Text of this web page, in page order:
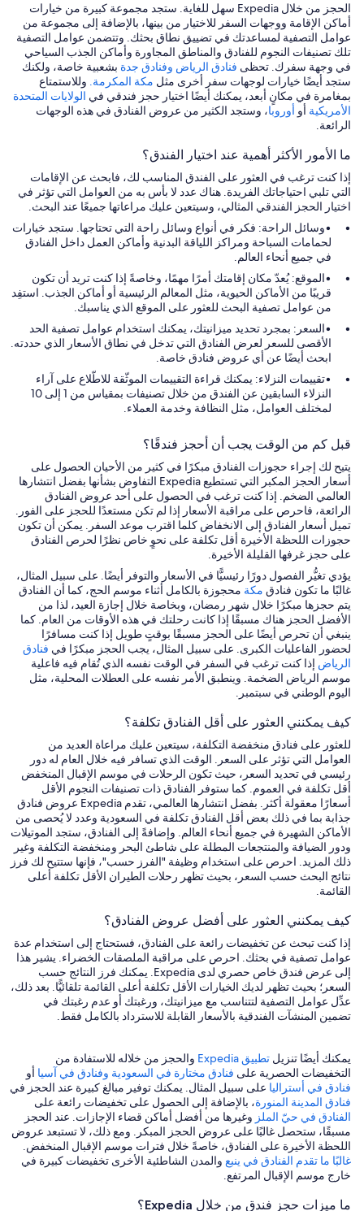
الحجز من خلال Expedia سهل للغاية. ستجد مجموعة كبيرة من خيارات
أماكن الإقامة ووجهات السفر للاختيار من بينها، بالإضافة إلى مجموعة من
عوامل التصفية لمساعدتك في تضييق نطاق بحثك. وتتضمن عوامل التصفية
تلك تصنيفات النجوم للفنادق والمناطق المجاورة وأماكن الجذب السياحي
في وجهة سفرك. تحظى فنادق الرياض وفنادق جدة بشعبية خاصة، ولكنك
ستجد أيضًا خيارات لوجهات سفر أخرى مثل مكة المكرمة. وللاستمتاع
بمغامرة في مكانٍ أبعد، يمكنك أيضًا اختيار حجز فندقي في الولايات المتحدة
الأمريكية أو أوروبا، وستجد الكثير من عروض الفنادق في هذه الوجهات
الرائعة.
ما الأمور الأكثر أهمية عند اختيار الفندق؟
إذا كنت ترغب في العثور على الفندق المناسب لك، فابحث عن الإقامات
التي تلبي احتياجاتك الفريدة. هناك عدد لا بأس به من العوامل التي تؤثر في
اختيار الحجز الفندقي المثالي، وسيتعين عليك مراعاتها جميعًا عند البحث.
وسائل الراحة: فكر في أنواع وسائل راحة التي تحتاجها. ستجد خيارات
لحمامات السباحة ومراكز اللياقة البدنية وأماكن العمل داخل الفنادق
في جميع أنحاء العالم.
الموقع: يُعدّ مكان إقامتك أمرًا مهمًا، وخاصةً إذا كنت تريد أن تكون
قريبًا من الأماكن الحيوية، مثل المعالم الرئيسية أو أماكن الجذب. استفِد
من عوامل تصفية البحث للعثور على الموقع الذي يناسبك.
السعر: بمجرد تحديد ميزانيتك، يمكنك استخدام عوامل تصفية الحد
الأقصى للسعر لعرض الفنادق التي تدخل في نطاق الأسعار الذي حددته.
ابحث أيضًا عن أي عروض فنادق خاصة.
تقييمات النزلاء: يمكنك قراءة التقييمات الموثّقة للاطّلاع على آراء
النزلاء السابقين عن الفندق من خلال تصنيفات بمقياس من 1 إلى 10
لمختلف العوامل، مثل النظافة وخدمة العملاء.
قبل كم من الوقت يجب أن أحجز فندقًا؟
يتيح لك إجراء حجوزات الفنادق مبكرًا في كثير من الأحيان الحصول على
أسعار الحجز المكبر التي تستطيع Expedia التفاوض بشأنها بفضل انتشارها
العالمي الضخم. إذا كنت ترغب في الحصول على أحد عروض الفنادق
الرائعة، فاحرص على مراقبة الأسعار إذا لم تكن مستعدًا للحجز على الفور.
تميل أسعار الفنادق إلى الانخفاض كلما اقترب موعد السفر. يمكن أن تكون
حجوزات اللحظة الأخيرة أقل تكلفة على نحوٍ خاص نظرًا لحرص الفنادق
على حجز غرفها القليلة الأخيرة.
يؤدي تغيُّر الفصول دورًا رئيسيًّا في الأسعار والتوفر أيضًا. على سبيل المثال،
غالبًا ما تكون فنادق مكة محجوزة بالكامل أثناء موسم الحج، كما أن الفنادق
يتم حجزها مبكرًا خلال شهر رمضان، وبخاصة خلال إجازة العيد، لذا من
الأفضل الحجز هناك مسبقًا إذا كانت رحلتك في هذه الأوقات من العام. كما
ينبغي أن تحرص أيضًا على الحجز مسبقًا بوقتٍ طويل إذا كنت مسافرًا
لحضور الفاعليات الكبرى. على سبيل المثال، يجب الحجز مبكرًا في فنادق
الرياض إذا كنت ترغب في السفر في الوقت نفسه الذي تُقام فيه فاعلية
موسم الرياض الضخمة. وينطبق الأمر نفسه على العطلات المحلية، مثل
اليوم الوطني في سبتمبر.
كيف يمكنني العثور على أقل الفنادق تكلفة؟
للعثور على فنادق منخفضة التكلفة، سيتعين عليك مراعاة العديد من
العوامل التي تؤثر على السعر. الوقت الذي تسافر فيه خلال العام له دور
رئيسي في تحديد السعر، حيث تكون الرحلات في موسم الإقبال المنخفض
أقل تكلفة في العموم. كما ستوفر الفنادق ذات تصنيفات النجوم الأقل
أسعارًا معقولة أكثر. بفضل انتشارها العالمي، تقدم Expedia عروض فنادق
جذابة بما في ذلك بعض أقل الفنادق تكلفة في السعودية وعدد لا يُحصى من
الأماكن الشهيرة في جميع أنحاء العالم. وإضافةً إلى الفنادق، ستجد الموتيلات
ودور الضيافة والمنتجعات المطلة على شاطئ البحر ومنخفضة التكلفة وغير
ذلك المزيد. احرص على استخدام وظيفة "الفرز حسب"، فإنها ستتيح لك فرز
نتائج البحث حسب السعر، بحيث تظهر رحلات الطيران الأقل تكلفة أعلى
القائمة.
كيف يمكنني العثور على أفضل عروض الفنادق؟
إذا كنت تبحث عن تخفيضات رائعة على الفنادق، فستحتاج إلى استخدام عدة
عوامل تصفية في بحثك. احرص على مراقبة الملصقات الخضراء. يشير هذا
إلى عرض فندق خاص حصري لدى Expedia. يمكنك فرز النتائج حسب
السعر؛ بحيث تظهر لديك الخيارات الأقل تكلفة أعلى القائمة تلقائيًّا. بعد ذلك،
عدِّل عوامل التصفية لتتناسب مع ميزانيتك، ورغبتك أو عدم رغبتك في
تضمين المنشآت الفندقية بالأسعار القابلة للاسترداد بالكامل فقط.
يمكنك أيضًا تنزيل تطبيق Expedia
والحجز من خلاله للاستفادة من
التخفيضات الحصرية على فنادق مختارة في السعودية وفنادق في آسيا أو
فنادق في أستراليا على سبيل المثال. يمكنك توفير مبالغ كبيرة عند الحجز في
فنادق المدينة المنورة، بالإضافة إلى الحصول على تخفيضات رائعة على
الفنادق في حيّ الملز وغيرها من أفضل أماكن قضاء الإجازات. عند الحجز
مسبقًا، ستحصل غالبًا على عروض الحجز المبكر. ومع ذلك، لا تستبعد عروض
اللحظة الأخيرة على الفنادق، خاصةً خلال فترات موسم الإقبال المنخفض.
غالبًا ما تقدم الفنادق في ينبع والمدن الشاطئية الأخرى تخفيضات كبيرة في
خارج موسم الإقبال المرتفع.
ما ميزات حجز فندق من خلال Expedia؟